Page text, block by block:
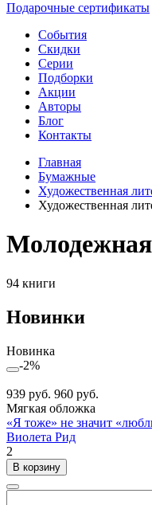
Подарочные сертификаты
События
Скидки
Серии
Подборки
Акции
Авторы
Блог
Контакты
Главная
Бумажные
Художественная
Художественная
94 книги
Новинки
Новинка
-2%
939 руб. 960 руб.
Мягкая обложка
«Я тоже» не значит
Виолета Рид
2
В корзину